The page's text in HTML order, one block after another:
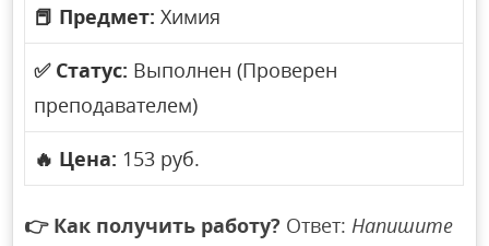
📕 Предмет: Химия
✅ Статус: Выполнен (Проверен
преподавателем)
🔥 Цена: 153 руб.
👉 Как получить работу? Ответ:Напишите